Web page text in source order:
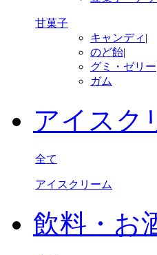
甘菓子
キャンディ |
のど飴|
グミ・ゼリー
ガム
アイスク
全て
アイスクリーム
飲料・お